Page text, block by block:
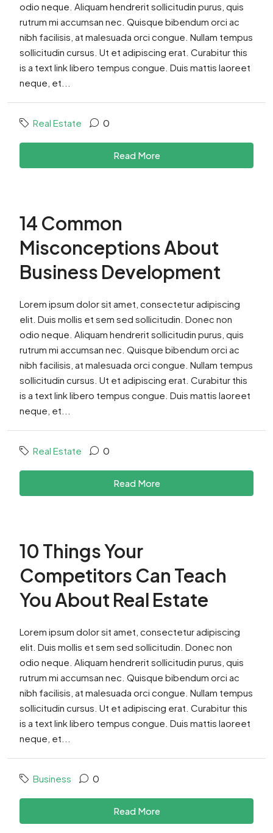
odio neque. Aliquam hendrerit sollicitudin purus, quis
rutrum mi accumsan nec. Quisque bibendum orci ac
nibh facilisis, at malesuada orci congue. Nullam tempus
sollicitudin cursus. Ut et adipiscing erat. Curabitur this
is a text link libero tempus congue. Duis mattis laoreet
neque, et...
Real Estate 0
Read More
14 Common
Misconceptions About
Business Development
Lorem ipsum dolor sit amet, consectetur adipiscing
elit. Duis mollis et sem sed sollicitudin. Donec non
odio neque. Aliquam hendrerit sollicitudin purus, quis
rutrum mi accumsan nec. Quisque bibendum orci ac
nibh facilisis, at malesuada orci congue. Nullam tempus
sollicitudin cursus. Ut et adipiscing erat. Curabitur this
is a text link libero tempus congue. Duis mattis laoreet
neque, et...
Real Estate 0
Read More
10 Things Your
Competitors Can Teach
You About Real Estate
Lorem ipsum dolor sit amet, consectetur adipiscing
elit. Duis mollis et sem sed sollicitudin. Donec non
odio neque. Aliquam hendrerit sollicitudin purus, quis
rutrum mi accumsan nec. Quisque bibendum orci ac
nibh facilisis, at malesuada orci congue. Nullam tempus
sollicitudin cursus. Ut et adipiscing erat. Curabitur this
is a text link libero tempus congue. Duis mattis laoreet
neque, et...
Business 0
Read More